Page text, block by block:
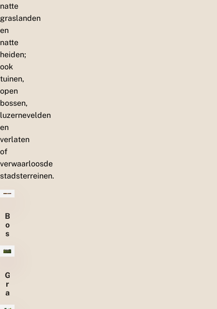
natte
graslanden
en
natte
heiden;
ook
tuinen,
open
bossen,
luzernevelden
en
verlaten
of
verwaarloosde
stadsterreinen.
B
o
s
e
G
r
a